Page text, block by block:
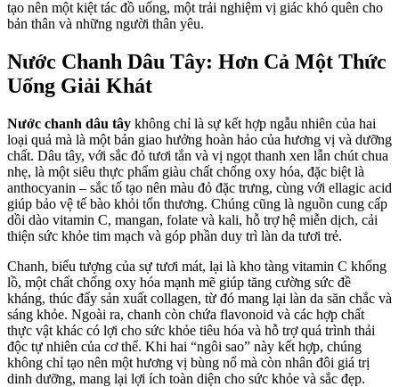
tạo nên một kiệt tác đồ uống, một trải nghiệm vị giác khó quên cho
bản thân và những người thân yêu.
Nước Chanh Dâu Tây: Hơn Cả Một Thức
Uống Giải Khát
Nước chanh dâu tây không chỉ là sự kết hợp ngẫu nhiên của hai
loại quả mà là một bản giao hưởng hoàn hảo của hương vị và dưỡng
chất. Dâu tây, với sắc đỏ tươi tắn và vị ngọt thanh xen lẫn chút chua
nhẹ, là một siêu thực phẩm giàu chất chống oxy hóa, đặc biệt là
anthocyanin – sắc tố tạo nên màu đỏ đặc trưng, cùng với ellagic acid
giúp bảo vệ tế bào khỏi tổn thương. Chúng cũng là nguồn cung cấp
dồi dào vitamin C, mangan, folate và kali, hỗ trợ hệ miễn dịch, cải
thiện sức khỏe tim mạch và góp phần duy trì làn da tươi trẻ.
Chanh, biểu tượng của sự tươi mát, lại là kho tàng vitamin C khổng
lồ, một chất chống oxy hóa mạnh mẽ giúp tăng cường sức đề
kháng, thúc đẩy sản xuất collagen, từ đó mang lại làn da săn chắc và
sáng khỏe. Ngoài ra, chanh còn chứa flavonoid và các hợp chất
thực vật khác có lợi cho sức khỏe tiêu hóa và hỗ trợ quá trình thải
độc tự nhiên của cơ thể. Khi hai “ngôi sao” này kết hợp, chúng
không chỉ tạo nên một hương vị bùng nổ mà còn nhân đôi giá trị
dinh dưỡng, mang lại lợi ích toàn diện cho sức khỏe và sắc đẹp.